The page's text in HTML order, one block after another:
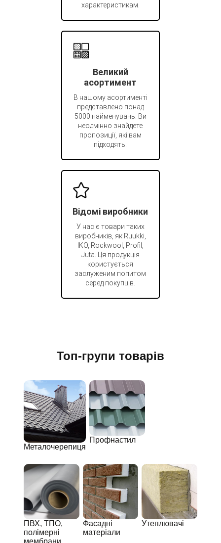
характеристикам.
Великий
асортимент
В нашому асортименті
представлено понад
5000 найменувань. Ви
неодмінно знайдете
пропозиції, які вам
підходять.
Відомі виробники
У нас є товари таких
виробників, як Ruukki,
IKO, Rockwool, Profil,
Juta. Ця продукція
користується
заслуженим попитом
серед покупців.
Топ-групи товарів
Металочерепиця
Профнастил
ПВХ, ТПО,
полімерні
Фасадні
матеріали
Утеплювачі